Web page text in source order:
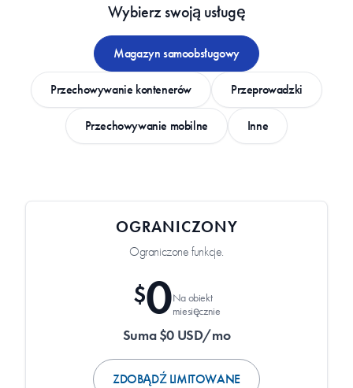
Wybierz swoją usługę
Magazyn samoobsługowy
Przechowywanie kontenerów Przeprowadzki
Przechowywanie mobilne Inne
OGRANICZONY
Ograniczone funkcje.
$0Na obiekt
miesięcznie
Suma $0 USD/mo
ZDOBĄDŹ LIMITOWANE